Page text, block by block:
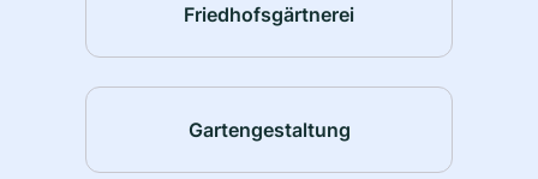
Friedhofsgärtnerei
Gartengestaltung